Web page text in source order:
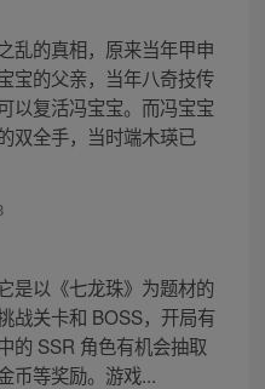
乱的真相，原来当年甲申
宝的父亲，当年八奇技传
以复活冯宝宝。而冯宝宝
双全手，当时端木瑛已
是以《七龙珠》为题材的
战关卡和 BOSS，开局有
的 SSR 角色有机会抽取
币等奖励。游戏...